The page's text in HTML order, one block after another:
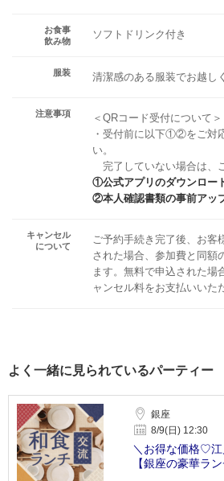
お食事
飲み物
ソフトドリンク付き
服装 清潔感のある服装でお越し
注意事項
＜QRコード受付について＞
・受付前に以下①②をご対
い。
完了していない場合は、
①公式アプリのダウンロー
②本人確認書類の事前アッ
キャンセル
について
ご予約手続き完了後、お客
された場合、参加費と同額
ます。無料で申込された場
ャンセル料をお支払いいた
よく一緒に見られているパーティー
銀座
8/9(日) 12:30
＼お得な価格♡江
【銀座の豪華ラ